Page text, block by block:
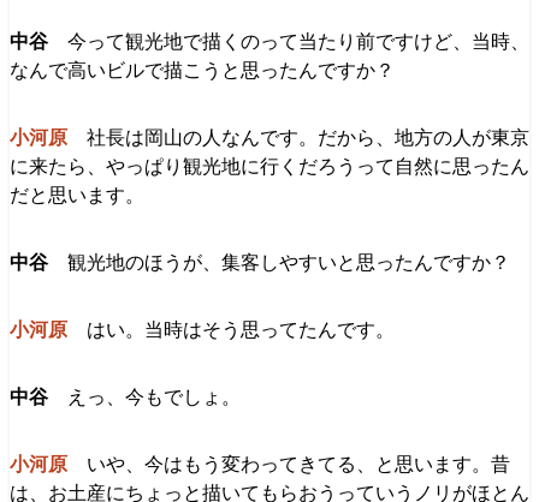
今って観光地で描くのって当たり前ですけど、当時、
なんで高いビルで描こうと思ったんですか？
社長は岡山の人なんです。だから、地方の人が東京
に来たら、やっぱり観光地に行くだろうって自然に思ったん
だと思います。
観光地のほうが、集客しやすいと思ったんですか？
はい。当時はそう思ってたんです。
えっ、今もでしょ。
いや、今はもう変わってきてる、と思います。昔
は、お土産にちょっと描いてもらおうっていうノリがほとん